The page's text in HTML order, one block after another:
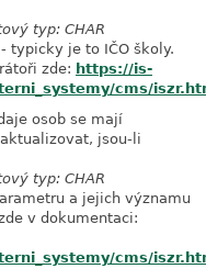
typ: CHAR
typicky je to IČO školy.
zde: https://is-
cms/
osob se mají
jsou-li
typ: CHAR
a jejich významu
v dokumentaci:
cms/